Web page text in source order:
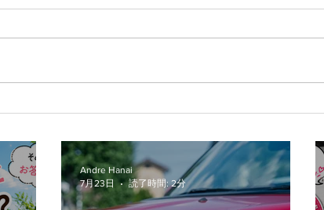
Andre Hanai
7月23日
読了時間: 2分